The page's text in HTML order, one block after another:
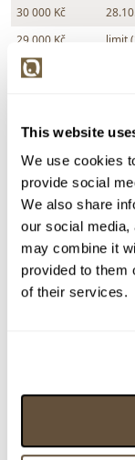
This website
We use cookies
provide social
We also share
our social media,
may combine it
provided to them
of their services.
30 000 Kč
29 000 Kč
limit
28 000 Kč
25 000 Kč
24 000 Kč
limit
23 000 Kč
22 000 Kč
limit
21 000 Kč
15 000 Kč
limit
13 000 Kč